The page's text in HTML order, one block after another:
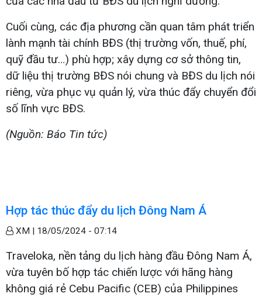
Cuối cùng, các địa phương cần quan tâm phát triển
lành mạnh tài chính BĐS (thị trường vốn, thuế, phí,
quỹ đầu tư…) phù hợp; xây dựng cơ sở thông tin,
dữ liệu thị trường BĐS nói chung và BĐS du lịch nói
riêng, vừa phục vụ quản lý, vừa thúc đẩy chuyển đổi
số lĩnh vực BĐS.
(Nguồn: Báo Tin tức)
Hợp tác thúc đẩy du lịch Đông Nam Á
XM | 18/05/2024 - 07:14
Traveloka, nền tảng du lịch hàng đầu Đông Nam Á,
vừa tuyên bố hợp tác chiến lược với hãng hàng
không giá rẻ Cebu Pacific (CEB) của Philippines